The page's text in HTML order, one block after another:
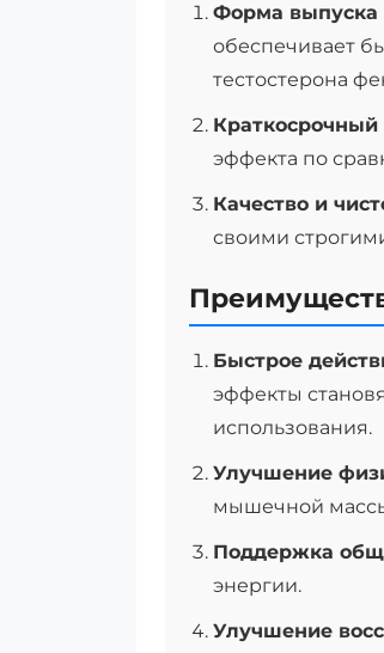
Форма выпуска
обеспечивает
тестостерона
Краткосрочный
эффекта по
Качество и
своими
Быстрое
эффекты
использования.
Улучшение
мышечной
Поддержка
энергии.
Улучшение